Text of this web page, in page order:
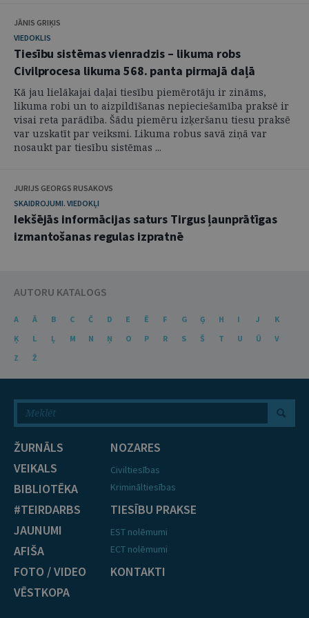
JĀNIS GRIĶIS
VIEDOKLIS
Tiesību sistēmas vienradzis – likuma robs
Civilprocesa likuma 568. panta pirmajā daļā
Kā jau lielākajai daļai tiesību piemērotāju ir zināms,
likuma robi un to aizpildīšanas nepieciešamība praksē ir
visai reta parādība. Šādu piemēru izķeršanu tiesu praksē
var uzskatīt par veiksmi. Likuma robus savā ziņā var
nosaukt par tiesību sistēmas ...
JURIJS GEORGS RUSAKOVS
SKAIDROJUMI. VIEDOKĻI
Iekšējās informācijas saturs Tirgus ļaunprātīgas
izmantošanas regulas izpratnē
AUTORU KATALOGS
A Ā B C Č D E Ē F G Ģ H I J
K
Ķ
L Ļ M N Ņ O P R S Š T U Ū
V
Z
Ž
ŽURNĀLS
VEIKALS
BIBLIOTĒKA
#TEIRDARBS
JAUNUMI
AFIŠA
FOTO / VIDEO
VĒSTKOPA
NOZARES
Civiltiesības
Krimināltiesības
TIESĪBU PRAKSE
EST nolēmumi
ECT nolēmumi
KONTAKTI